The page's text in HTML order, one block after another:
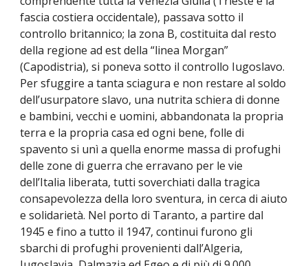
fascia costiera occidentale), passava sotto il
controllo britannico; la zona B, costituita dal resto
della regione ad est della “linea Morgan”
(Capodistria), si poneva sotto il controllo Iugoslavo.
Per sfuggire a tanta sciagura e non restare al soldo
dell’usurpatore slavo, una nutrita schiera di donne
e bambini, vecchi e uomini, abbandonata la propria
terra e la propria casa ed ogni bene, folle di
spavento si unì a quella enorme massa di profughi
delle zone di guerra che erravano per le vie
dell’Italia liberata, tutti soverchiati dalla tragica
consapevolezza della loro sventura, in cerca di aiuto
e solidarietà. Nel porto di Taranto, a partire dal
1945 e fino a tutto il 1947, continui furono gli
sbarchi di profughi provenienti dall’Algeria,